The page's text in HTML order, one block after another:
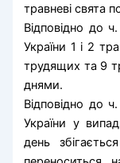
травневі свята
Відповідно до
України 1 і 2
трудящих та 9
днями.
Відповідно до
України у
день